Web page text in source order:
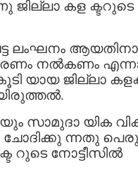
ജില്ലാ കള ക്ടറുടെ
ലംഘനം
കരണം നല്‍കണം
യായ ജില്ലാ
സാമുദാ യിക
ചോദിക്കു ന്നതു പെരു
റുടെ നോട്ടീസില്‍